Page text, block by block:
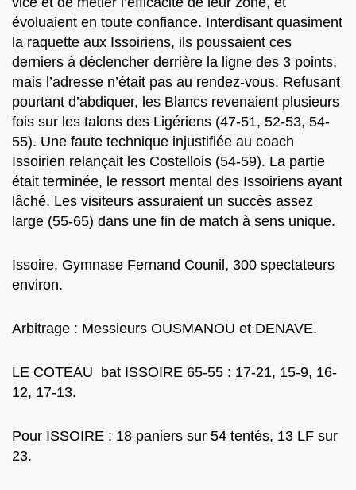
évoluaient en toute confiance. Interdisant quasiment
la raquette aux Issoiriens, ils poussaient ces
derniers à déclencher derrière la ligne des 3 points,
mais l’adresse n’était pas au rendez-vous. Refusant
pourtant d’abdiquer, les Blancs revenaient plusieurs
fois sur les talons des Ligériens (47-51, 52-53, 54-
55). Une faute technique injustifiée au coach
Issoirien relançait les Costellois (54-59). La partie
était terminée, le ressort mental des Issoiriens ayant
lâché. Les visiteurs assuraient un succès assez
large (55-65) dans une fin de match à sens unique.
Issoire, Gymnase Fernand Counil, 300 spectateurs
environ.
Arbitrage : Messieurs OUSMANOU et DENAVE.
LE COTEAU bat ISSOIRE 65-55 : 17-21, 15-9, 16-
12, 17-13.
Pour ISSOIRE : 18 paniers sur 54 tentés, 13 LF sur
23.